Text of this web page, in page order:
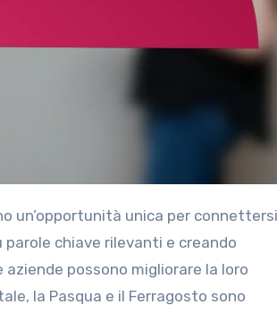
chiave rilevanti e creando
possono migliorare la loro
la Pasqua e il Ferragosto sono